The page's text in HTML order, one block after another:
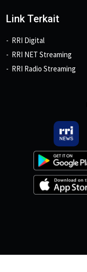
Link Terkait
RRI Digital
RRI NET Streaming
RRI Radio Streaming